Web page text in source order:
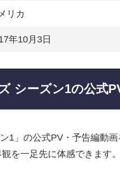
リカ
年10月3日
シーズン1の公式
1」の公式PV・予告編動
を一足先に体感できます。